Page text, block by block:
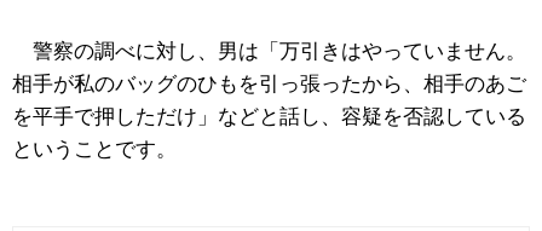
警察の調べに対し、男は「万引きはやっていません。
相手が私のバッグのひもを引っ張ったから、相手のあご
を平手で押しただけ」などと話し、容疑を否認している
ということです。